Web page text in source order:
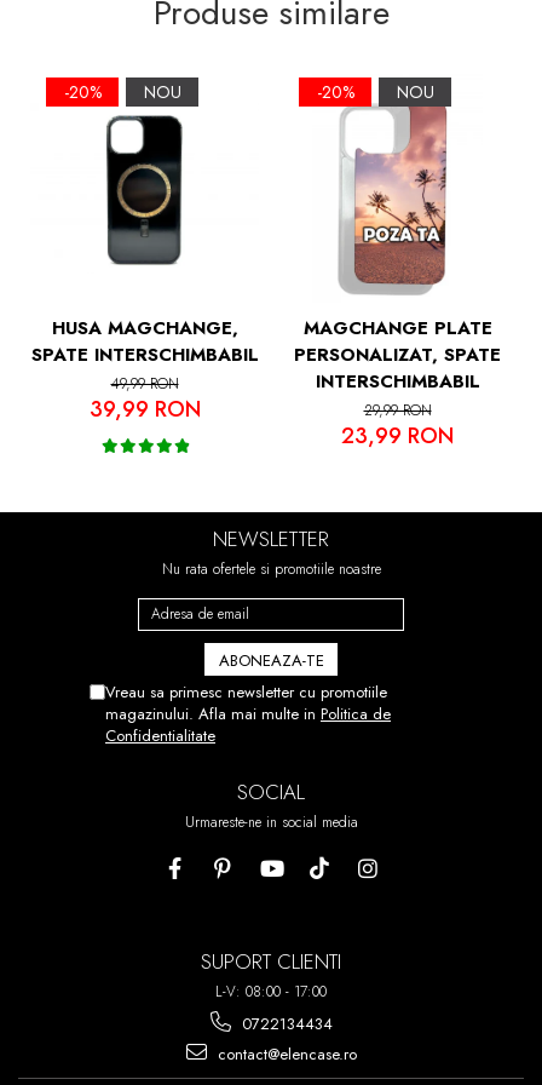
Soft Grip TPU si Spate Hard PC, Slim,
si a Camerelor
Produse similare
-20% NOU
HUSA MAGCHANGE,
SPATE INTERSCHIMBABIL
49,99 RON
39,99 RON
-20% NOU
MAGCHANGE PLATE
PERSONALIZAT, SPATE
INTERSCHIMBABIL
29,99 RON
23,99 RON
NEWSLETTER
Nu rata ofertele si promotiile noastre
Vreau sa primesc newsletter cu promotiile
magazinului. Afla mai multe in Politica de
Confidentialitate
SOCIAL
Urmareste-ne in social media
SUPORT CLIENTI
L-V: 08:00 - 17:00
0722134434
contact@elencase.ro